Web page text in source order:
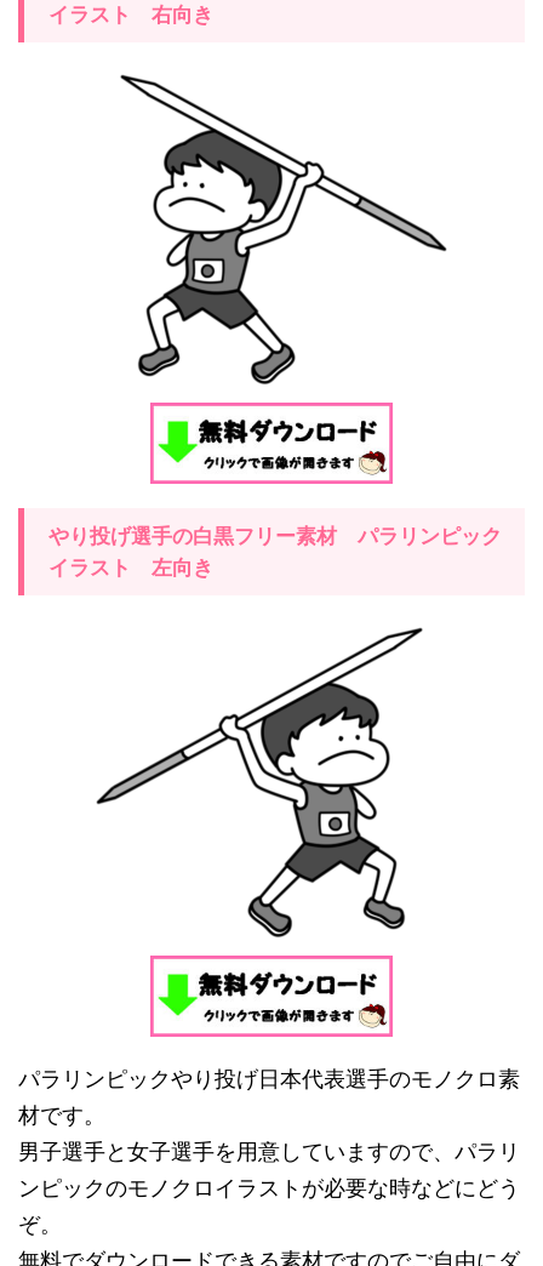
イラスト 右向き
やり投げ選手の白黒フリー素材 パラリンピック
イラスト 左向き
パラリンピックやり投げ日本代表選手のモノクロ素
材です。
男子選手と女子選手を用意していますので、 パラリ
ンピックのモノクロイラストが必要な時などにどう
ぞ。
無料でダウンロードできる素材ですのでご自由にダ